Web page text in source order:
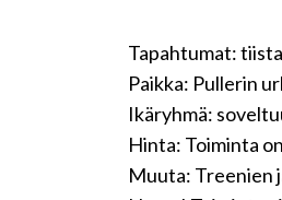
Tapahtumat:
Paikka: Pullerin
Ikäryhmä:
Hinta: Toiminta
Muuta: Treenien